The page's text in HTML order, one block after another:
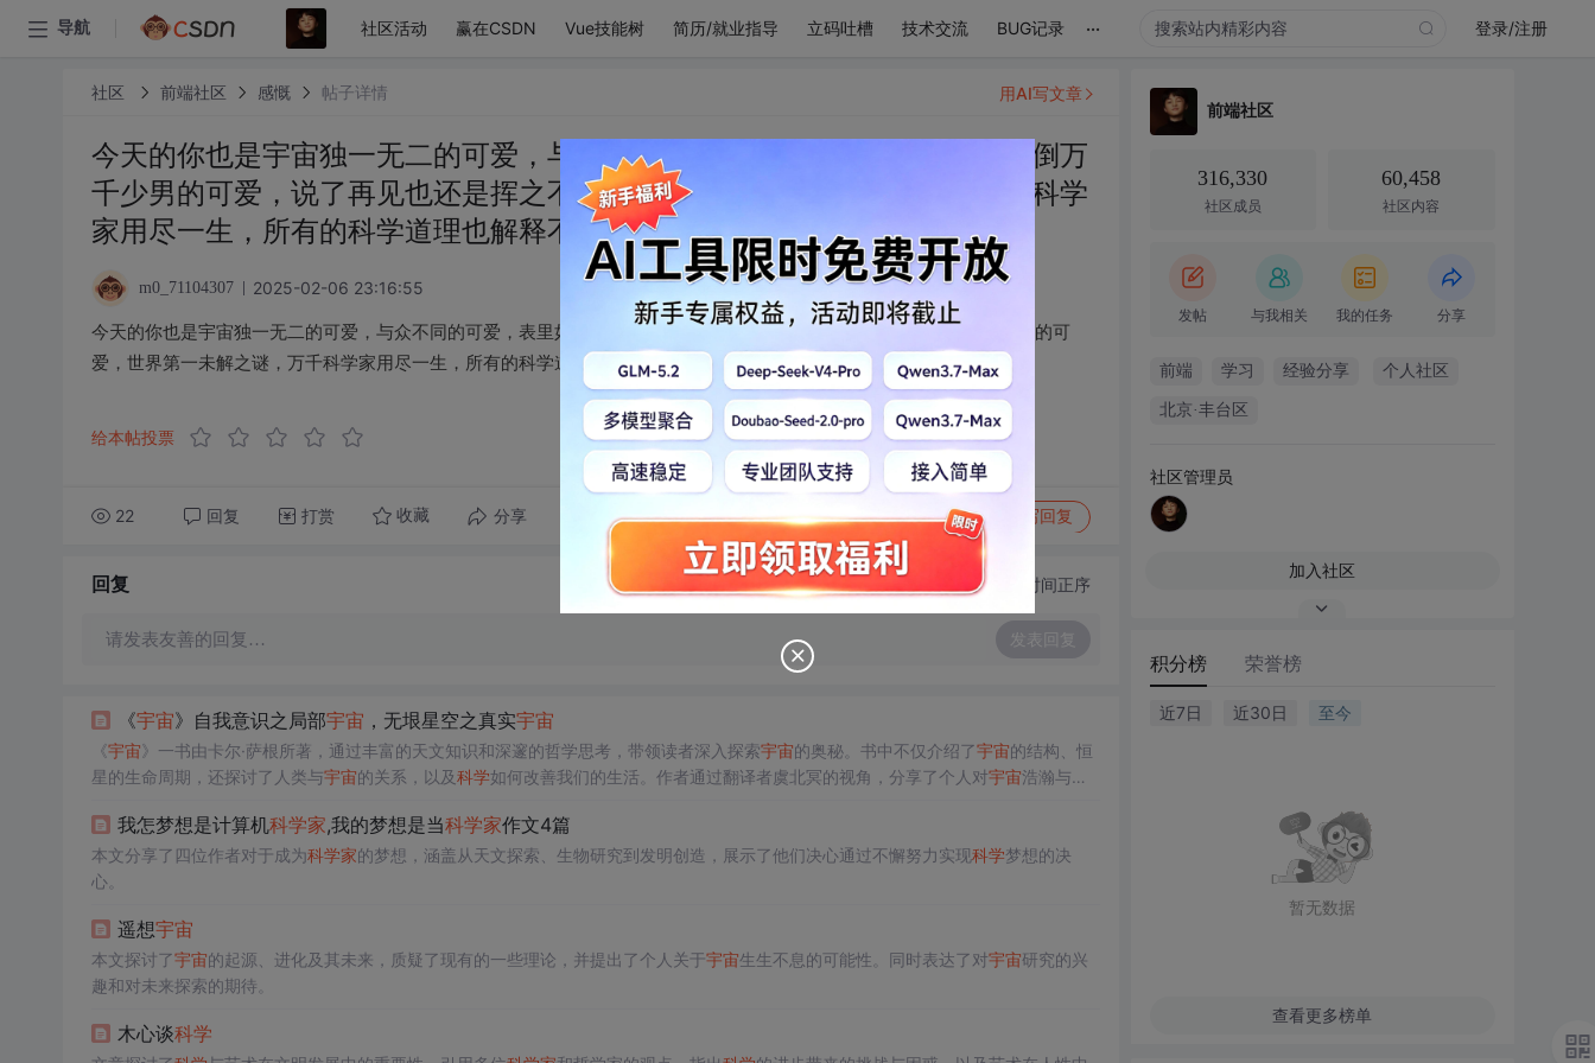
导航 社区活动 赢在CSDN Vue技能树 简历/就业指导 立码吐槽 技术交流 BUG记录 ... 登录/注册
社区 前端社区 感慨 帖子详情
今天的你也是宇宙独一无二的可爱，与众不同的可爱，表里如一的可爱，迷倒万
千少男的可爱，说了再见也还是挥之不去的可爱，世界第一未解之谜，万千科学
家用尽一生，所有的科学道理也解释不出的可爱。
m0_71104307 2025-02-06 23:16:55
今天的你也是宇宙独一无二的可爱，与众不同的可爱，表里如一的可爱，迷倒万千少男的可爱，说了再见也还是挥之不去的可
爱，世界第一未解之谜，万千科学家用尽一生，所有的科学道理也解释不出的可爱。
给本帖投票
22 回复 打赏 收藏 分享 转发到动态 举报 写回复
用AI写文章
回复 切换为时间正序
请发表友善的回复… 发表回复
《宇宙》自我意识之局部宇宙 ，无垠星空之真实宇宙
《宇宙》一书由卡尔·萨根所著，通过丰富的天文知识和深邃的哲学思考，带领读者深入探索宇宙的奥秘。书中不仅介绍了宇宙的结构、恒
星的生命周期，还探讨了人类与宇宙的关系，以及科学如何改善我们的生活。作者通过翻译者虞北冥的视角，分享了个人对宇宙浩瀚与人
我怎梦想是计算机科学家,我的梦想是当科学家作文4篇
本文分享了四位作者对于成为科学家的梦想，涵盖从天文探索、生物研究到发明创造，展示了他们决心通过不懈努力实现科学梦想的决
心。
遥想宇宙
本文探讨了宇宙的起源、进化及其未来，质疑了现有的一些理论，并提出了个人关于宇宙生生不息的可能性。同时表达了对宇宙研究的兴
趣和对未来探索的期待。
木心谈科学
前端社区
316,330
社区成员
60,458
社区内容
发帖 与我相关 我的任务 分享
前端 学习 经验分享 个人社区
北京·丰台区
社区管理员
加入社区
积分榜 荣誉榜
近7日 近30日 至今
暂无数据
查看更多榜单